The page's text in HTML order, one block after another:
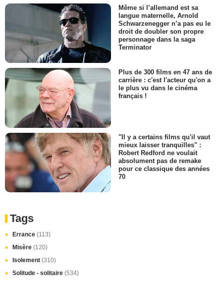
Même si l’allemand est sa
langue maternelle, Arnold
Schwarzenegger n’a pas eu le
droit de doubler son propre
personnage dans la saga
Terminator
Plus de 300 films en 47 ans de
carrière : c'est l'acteur qu'on a
le plus vu dans le cinéma
français !
"Il y a certains films qu'il vaut
mieux laisser tranquilles" :
Robert Redford ne voulait
absolument pas de remake
pour ce classique des années
70
Tags
Errance (113)
Misère (120)
Isolement (310)
Solitude - solitaire (534)